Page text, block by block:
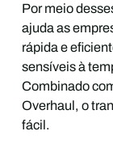
Por meio
ajuda as
rápida e
sensíveis à
Combinado
Overhaul, o
fácil.